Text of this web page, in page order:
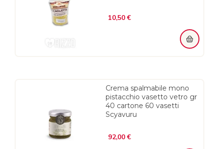
10,50 €
Crema spalmabile mono
pistacchio vasetto vetro gr
40 cartone 60 vasetti
Scyavuru
92,00 €